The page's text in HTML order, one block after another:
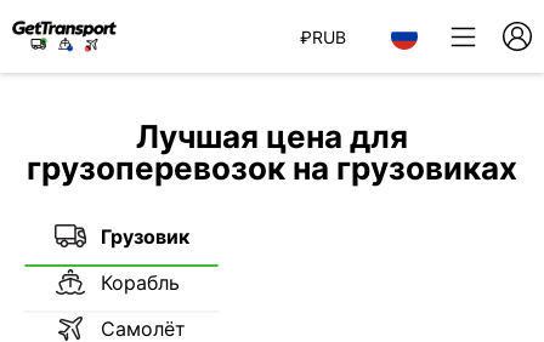
₽RUB
Лучшая цена для
грузоперевозок на грузовиках
Грузовик
Корабль
Самолёт